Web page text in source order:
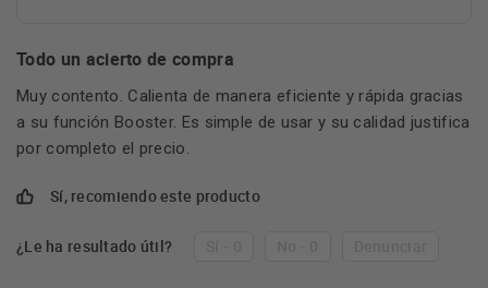
Todo un acierto de compra
Muy contento. Calienta de manera eficiente y rápida gracias
a su función Booster. Es simple de usar y su calidad justifica
por completo el precio.
Sí, recomiendo este producto
¿Le ha resultado útil?